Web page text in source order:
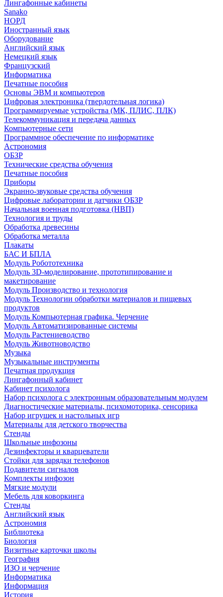
Лингафонные кабинеты
Sanako
НОРД
Иностранный язык
Оборудование
Английский язык
Немецкий язык
Французский
Информатика
Печатные пособия
Основы ЭВМ и компьютеров
Цифровая электроника (твердотельная логика)
Программируемые устройства (МК, ПЛИС, ПЛК)
Телекоммуникация и передача данных
Компьютерные сети
Программное обеспечение по информатике
Астрономия
ОБЗР
Технические средства обучения
Печатные пособия
Приборы
Экранно-звуковые средства обучения
Цифровые лаборатории и датчики ОБЗР
Начальная военная подготовка (НВП)
Технология и труды
Обработка древесины
Обработка металла
Плакаты
БАС И БПЛА
Модуль Робототехника
Модуль 3D-моделирование, прототипирование и
макетирование
Модуль Производство и технология
Модуль Технологии обработки материалов и пищевых
продуктов
Модуль Компьютерная графика. Черчение
Модуль Автоматизированные системы
Модуль Растениеводство
Модуль Животноводство
Музыка
Музыкальные инструменты
Печатная продукция
Лингафонный кабинет
Кабинет психолога
Набор психолога с электронным образовательным модулем
Диагностические материалы, психомоторика, сенсорика
Набор игрушек и настольных игр
Материалы для детского творчества
Стенды
Школьные инфозоны
Дезинфекторы и кварцеватели
Стойки для зарядки телефонов
Подавители сигналов
Комплекты инфозон
Мягкие модули
Мебель для коворкинга
Стенды
Английский язык
Астрономия
Библиотека
Биология
Визитные карточки школы
География
ИЗО и черчение
Информатика
Информация
История